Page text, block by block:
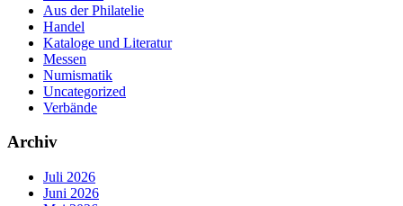
Aus der Philatelie
Handel
Kataloge und Literatur
Messen
Numismatik
Uncategorized
Verbände
Archiv
Juli 2026
Juni 2026